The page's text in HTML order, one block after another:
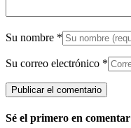
Su nombre *
Su correo electrónico *
Sé el primero en comentar